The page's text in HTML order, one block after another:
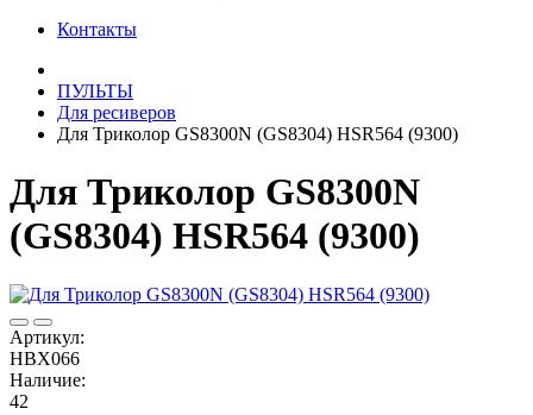
Контакты
ПУЛЬТЫ
Для ресиверов
Для Триколор GS8300N (GS8304) HSR564 (9300)
Для Триколор GS8300N
(GS8304) HSR564 (9300)
Артикул:
HBX066
Наличие:
42